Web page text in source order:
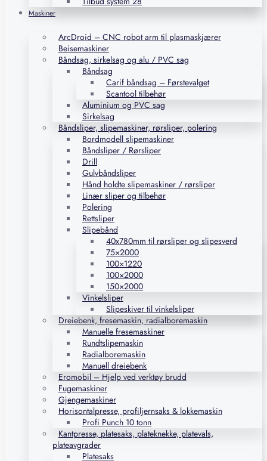
Maskiner
ArcDroid – CNC robot arm til plasmaskjærer
Beisemaskiner
Båndsag, sirkelsag og alu / PVC sag
Båndsag
Carif båndsag – Førstevalget
Scantool tilbehør
Aluminium og PVC sag
Sirkelsag
Båndsliper, slipemaskiner, rørsliper, polering
Bordmodell slipemaskiner
Båndsliper / Rørsliper
Drill
Gulvbåndsliper
Hånd holdte slipemaskiner / rørsliper
Linær sliper og tilbehør
Polering
Rettsliper
Slipebånd
40x780mm til rørsliper og slipesverd
75×2000
100×1220
100×2000
150×2000
Vinkelsliper
Slipeskiver til vinkelsliper
Dreiebenk, fresemaskin, radialboremaskin
Manuelle fresemaskiner
Rundtslipemaskin
Radialboremaskin
Manuell dreiebenk
Eromobil – Hjelp ved verktøy brudd
Fugemaskiner
Gjengemaskiner
Horisontalpresse, profiljernsaks & lokkemaskin
Profi Punch 10 tonn
Kantpresse, platesaks, plateknekke, platevals,
plateavgrader
Platesaks